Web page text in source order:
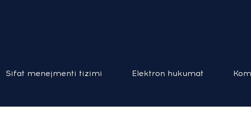
Sifat menejmenti tizimi Elektron hukumat